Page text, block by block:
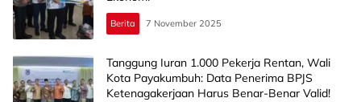
Berita 7 November 2025
Tanggung Iuran 1.000 Pekerja Rentan, Wali
Kota Payakumbuh: Data Penerima BPJS
Ketenagakerjaan Harus Benar-Benar Valid!